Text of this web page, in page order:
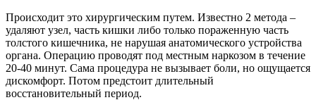
Происходит это хирургическим путем. Известно 2 метода –
удаляют узел, часть кишки либо только пораженную часть
толстого кишечника, не нарушая анатомического устройства
органа. Операцию проводят под местным наркозом в течение
20-40 минут. Сама процедура не вызывает боли, но ощущается
дискомфорт. Потом предстоит длительный
восстановительный период.